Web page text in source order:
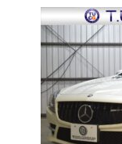
会社概要